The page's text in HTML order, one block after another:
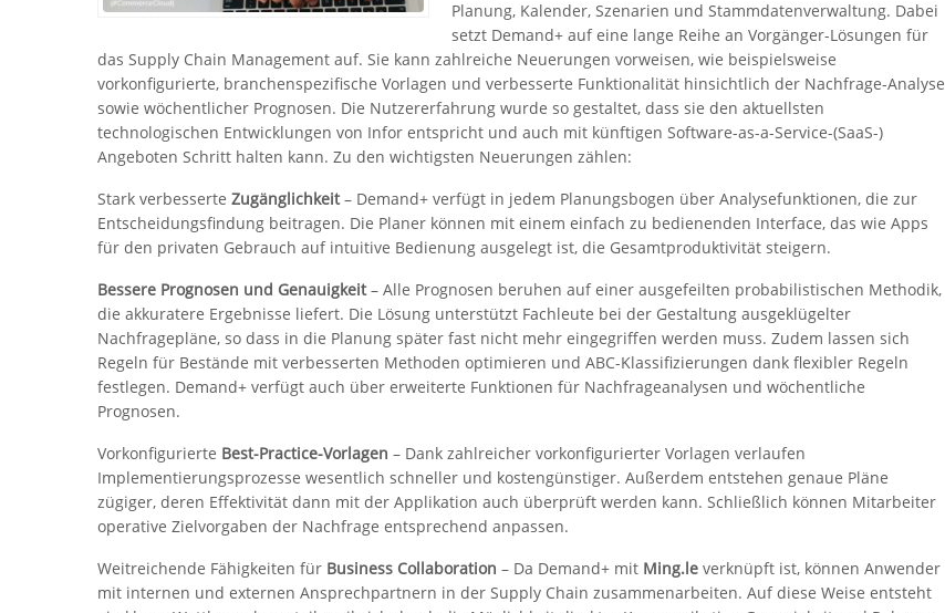
Planung, Kalender, Szenarien und Stammdatenverwaltung. Dabei
setzt Demand+ auf eine lange Reihe an Vorgänger-Lösungen für
das Supply Chain Management auf. Sie kann zahlreiche Neuerungen vorweisen, wie beispielsweise
vorkonfigurierte, branchenspezifische Vorlagen und verbesserte Funktionalität hinsichtlich der Nachfrage-Analyse
sowie wöchentlicher Prognosen. Die Nutzererfahrung wurde so gestaltet, dass sie den aktuellsten
technologischen Entwicklungen von Infor entspricht und auch mit künftigen Software-as-a-Service-(SaaS-)
Angeboten Schritt halten kann. Zu den wichtigsten Neuerungen zählen:
Stark verbesserte Zugänglichkeit– Demand+ verfügt in jedem Planungsbogen über Analysefunktionen, die zur
Entscheidungsfindung beitragen. Die Planer können mit einem einfach zu bedienenden Interface, das wie Apps
für den privaten Gebrauch auf intuitive Bedienung ausgelegt ist, die Gesamtproduktivität steigern.
Bessere Prognosen und Genauigkeit– Alle Prognosen beruhen auf einer ausgefeilten probabilistischen Methodik,
die akkuratere Ergebnisse liefert. Die Lösung unterstützt Fachleute bei der Gestaltung ausgeklügelter
Nachfragepläne, so dass in die Planung später fast nicht mehr eingegriffen werden muss. Zudem lassen sich
Regeln für Bestände mit verbesserten Methoden optimieren und ABC-Klassifizierungen dank flexibler Regeln
festlegen. Demand+ verfügt auch über erweiterte Funktionen für Nachfrageanalysen und wöchentliche
Prognosen.
Vorkonfigurierte Best-Practice-Vorlagen – Dank zahlreicher vorkonfigurierter Vorlagen verlaufen
Implementierungsprozesse wesentlich schneller und kostengünstiger. Außerdem entstehen genaue Pläne
zügiger, deren Effektivität dann mit der Applikation auch überprüft werden kann. Schließlich können Mitarbeiter
operative Zielvorgaben der Nachfrage entsprechend anpassen.
Weitreichende Fähigkeiten für Business Collaboration – Da Demand+ mit Ming.le verknüpft ist, können Anwender
mit internen und externen Ansprechpartnern in der Supply Chain zusammenarbeiten. Auf diese Weise entsteht